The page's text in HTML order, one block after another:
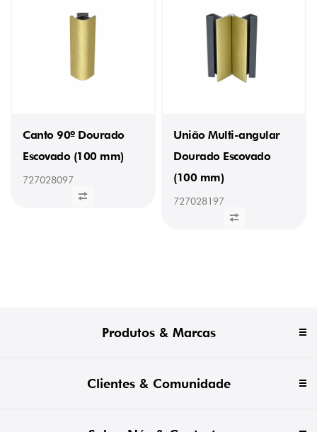
Canto 90º Dourado
Escovado (100 mm)
727028097
União Multi-angular
Dourado Escovado
(100 mm)
727028197
Produtos & Marcas
Clientes & Comunidade